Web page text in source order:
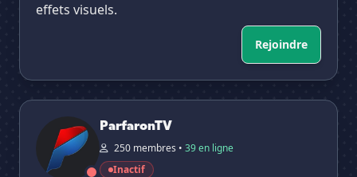
effets visuels.
Rejoindre
ParfaronTV
ParfaronTV
250 membres • 39 en ligne
Inactif